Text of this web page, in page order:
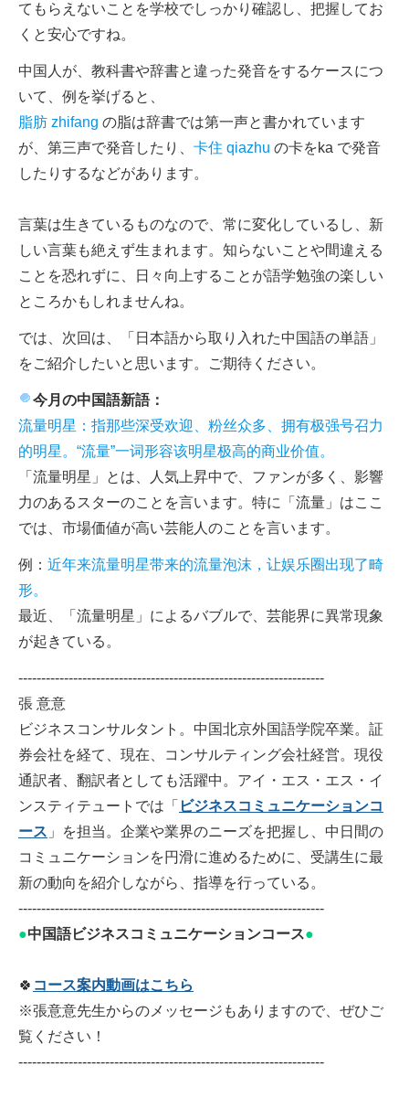
てもらえないことを学校でしっかり確認し、把握してお
くと安心ですね。
中国人が、教科書や辞書と違った発音をするケースにつ
いて、例を挙げると、
脂肪 zhifang の脂は辞書では第一声と書かれています
が、第三声で発音したり、 卡住 qiazhu の卡をka で発音
したりするなどがあります。
言葉は生きているものなので、常に変化しているし、新
しい言葉も絶えず生まれます。知らないことや間違える
ことを恐れずに、日々向上することが語学勉強の楽しい
ところかもしれませんね。
では、次回は、「日本語から取り入れた中国語の単語」
をご紹介したいと思います。ご期待ください。
今月の中国語新語：
流量明星：指那些深受欢迎、粉丝众多、拥有极强号召力
的明星。“流量”一词形容该明星极高的商业价值。
「流量明星」とは、人気上昇中で、ファンが多く、影響
力のあるスターのことを言います。特に「流量」はここ
では、市場価値が高い芸能人のことを言います。
例： 近年来流量明星带来的流量泡沫，让娱乐圈出现了畸
形。
最近、「流量明星」によるバブルで、芸能界に異常現象
が起きている。
-------------------------------------------------------------------
張 意意
ビジネスコンサルタント。中国北京外国語学院卒業。証
券会社を経て、現在、コンサルティング会社経営。現役
通訳者、翻訳者としても活躍中。アイ・エス・エス・イ
ンスティテュートでは「 ビジネスコミュニケーションコ
ース 」を担当。企業や業界のニーズを把握し、中日間の
コミュニケーションを円滑に進めるために、受講生に最
新の動向を紹介しながら、指導を行っている。
-------------------------------------------------------------------
●中国語ビジネスコミュニケーションコース●
🍀 コース案内動画はこちら
※張意意先生からのメッセージもありますので、ぜひご
覧ください！
-------------------------------------------------------------------